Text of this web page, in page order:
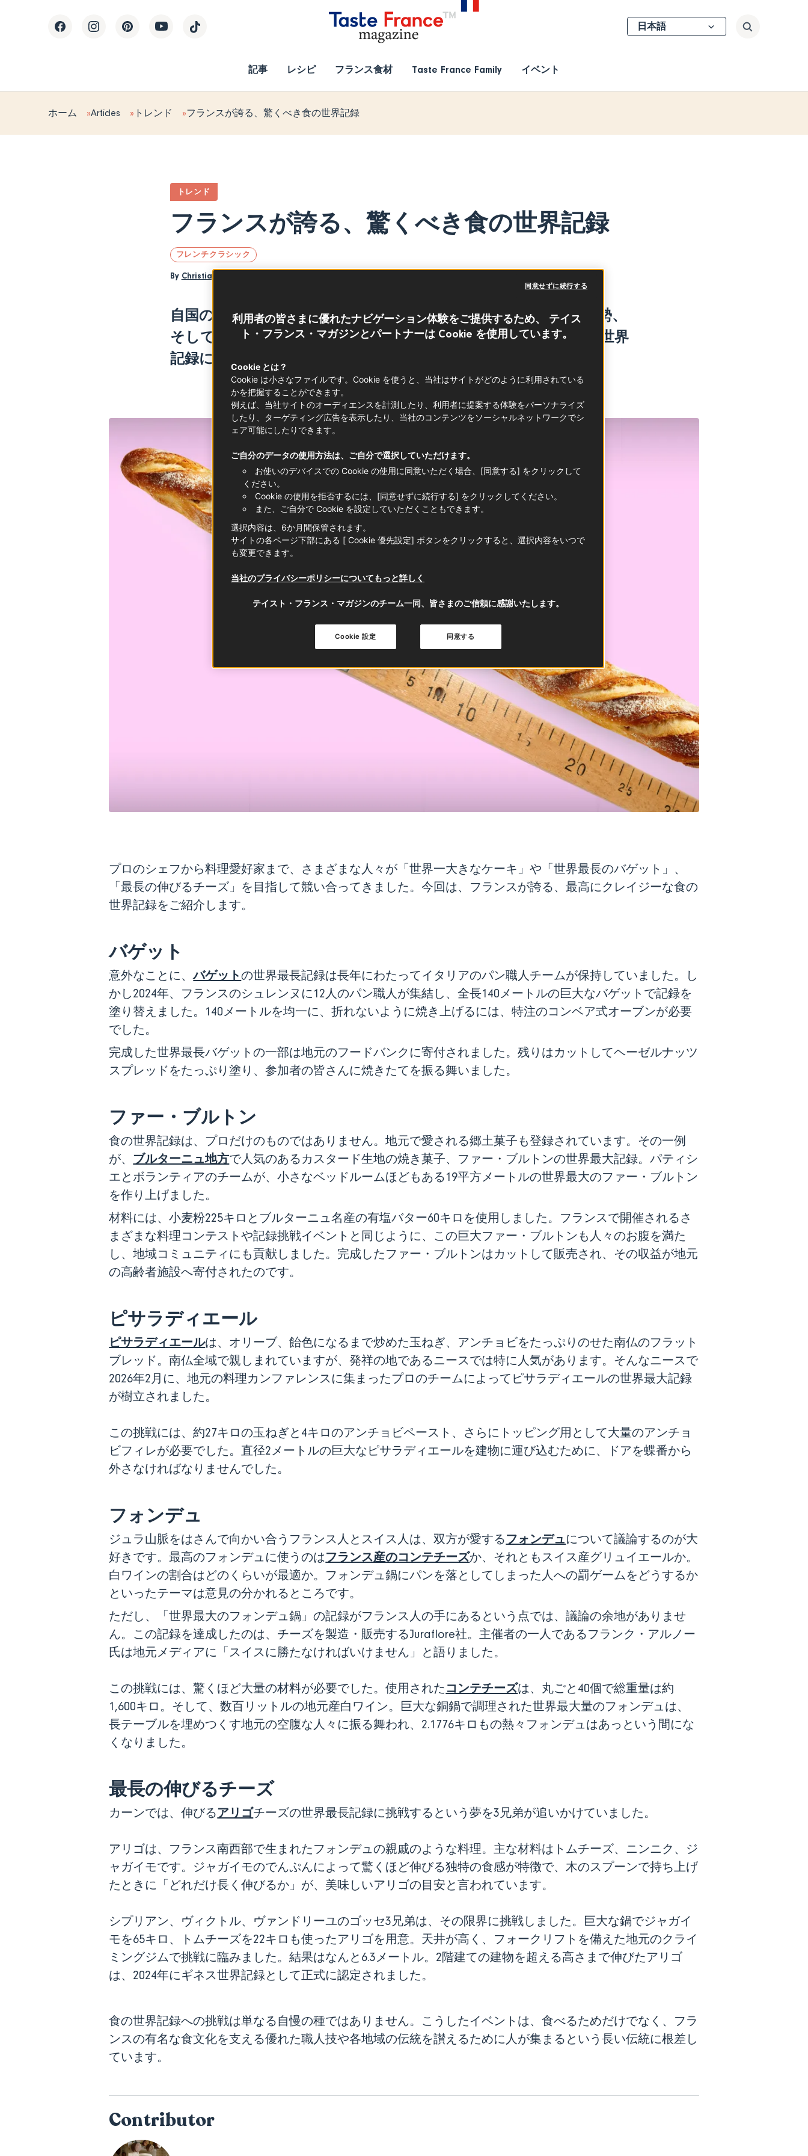
記事 レシピ フランス食材 Taste France Family イベント
Select
your
検索
ホーム Articles トレンド フランスが誇る、驚くべき食の世界記録
トレンド
フランスが誇る、驚くべき食の世界記録
フレンチクラシック
By Christian Letourneau
自国の食材への誇り、大勢で食卓を囲むひとときを大切にする姿勢、
そして負けず嫌いな気質。こうした国民性を持つフランスが食の世界
記録に本気になるのも不思議ではありません。
プロのシェフから料理愛好家まで、さまざまな人々が「世界一大きなケーキ」や「世界最長のバゲット」、
「最長の伸びるチーズ」を目指して競い合ってきました。今回は、フランスが誇る、最高にクレイジーな食の
世界記録をご紹介します。
バゲット
意外なことに、バゲットの世界最長記録は長年にわたってイタリアのパン職人チームが保持していました。し
かし2024年、フランスのシュレンヌに12人のパン職人が集結し、全長140メートルの巨大なバゲットで記録を
塗り替えました。140メートルを均一に、折れないように焼き上げるには、特注のコンベア式オーブンが必要
でした。
完成した世界最長バゲットの一部は地元のフードバンクに寄付されました。残りはカットしてヘーゼルナッツ
スプレッドをたっぷり塗り、参加者の皆さんに焼きたてを振る舞いました。
ファー・ブルトン
食の世界記録は、プロだけのものではありません。地元で愛される郷土菓子も登録されています。その一例
が、 ブルターニュ地方で人気のあるカスタード生地の焼き菓子、ファー・ブルトンの世界最大記録。パティシ
エとボランティアのチームが、小さなベッドルームほどもある19平方メートルの世界最大のファー・ブルトン
を作り上げました。
材料には、小麦粉225キロとブルターニュ名産の有塩バター60キロを使用しました。フランスで開催されるさ
まざまな料理コンテストや記録挑戦イベントと同じように、この巨大ファー・ブルトンも人々のお腹を満た
し、地域コミュニティにも貢献しました。完成したファー・ブルトンはカットして販売され、その収益が地元
の高齢者施設へ寄付されたのです。
ピサラディエール
ピサラディエールは、オリーブ、飴色になるまで炒めた玉ねぎ、アンチョビをたっぷりのせた南仏のフラット
ブレッド。南仏全域で親しまれていますが、発祥の地であるニースでは特に人気があります。そんなニースで
2026年2月に、地元の料理カンファレンスに集まったプロのチームによってピサラディエールの世界最大記録
が樹立されました。
この挑戦には、約27キロの玉ねぎと4キロのアンチョビペースト、さらにトッピング用として大量のアンチョ
ビフィレが必要でした。直径2メートルの巨大なピサラディエールを建物に運び込むために、ドアを蝶番から
外さなければなりませんでした。
フォンデュ
ジュラ山脈をはさんで向かい合うフランス人とスイス人は、双方が愛するフォンデュについて議論するのが大
好きです。最高のフォンデュに使うのはフランス産のコンテチーズか、それともスイス産グリュイエールか。
白ワインの割合はどのくらいが最適か。フォンデュ鍋にパンを落としてしまった人への罰ゲームをどうするか
といったテーマは意見の分かれるところです。
ただし、「世界最大のフォンデュ鍋」の記録がフランス人の手にあるという点では、議論の余地がありませ
ん。この記録を達成したのは、チーズを製造・販売するJuraflore社。主催者の一人であるフランク・アルノー
氏は地元メディアに「スイスに勝たなければいけません」と語りました。
この挑戦には、驚くほど大量の材料が必要でした。使用された コンテチーズは、丸ごと40個で総重量は約
1,600キロ。そして、数百リットルの地元産白ワイン。巨大な銅鍋で調理された世界最大量のフォンデュは、
長テーブルを埋めつくす地元の空腹な人々に振る舞われ、2.1776キロもの熱々フォンデュはあっという間にな
くなりました。
最長の伸びるチーズ
カーンでは、伸びるアリゴチーズの世界最長記録に挑戦するという夢を3兄弟が追いかけていました。
アリゴは、フランス南西部で生まれたフォンデュの親戚のような料理。主な材料はトムチーズ、ニンニク、ジ
ャガイモです。ジャガイモのでんぷんによって驚くほど伸びる独特の食感が特徴で、木のスプーンで持ち上げ
たときに「どれだけ長く伸びるか」が、美味しいアリゴの目安と言われています。
シプリアン、ヴィクトル、ヴァンドリーユのゴッセ3兄弟は、その限界に挑戦しました。巨大な鍋でジャガイ
モを65キロ、トムチーズを22キロも使ったアリゴを用意。天井が高く、フォークリフトを備えた地元のクライ
ミングジムで挑戦に臨みました。結果はなんと6.3メートル。2階建ての建物を超える高さまで伸びたアリゴ
は、2024年にギネス世界記録として正式に認定されました。
食の世界記録への挑戦は単なる自慢の種ではありません。こうしたイベントは、食べるためだけでなく、フラ
ンスの有名な食文化を支える優れた職人技や各地域の伝統を讃えるために人が集まるという長い伝統に根差し
ています。
Contributor
利用者の皆さまに優れたナビゲーション体験をご提供するため、 テイス
ト・フランス・マガジンとパートナーは Cookie を使用しています。
Cookie とは？
Cookie は小さなファイルです。Cookie を使うと、当社はサイトがどのように利用されている
かを把握することができます。
例えば、当社サイトのオーディエンスを計測したり、利用者に提案する体験をパーソナライズ
したり、ターゲティング広告を表示したり、当社のコンテンツをソーシャルネットワークでシ
ェア可能にしたりできます。
ご自分のデータの使用方法は、ご自分で選択していただけます。
お使いのデバイスでの Cookie の使用に同意いただく場合、[同意する] をクリックして
ください。
Cookie の使用を拒否するには、[同意せずに続行する] をクリックしてください。
また、ご自分で Cookie を設定していただくこともできます。
選択内容は、6か月間保管されます。
サイトの各ページ下部にある [ Cookie 優先設定] ボタンをクリックすると、選択内容をいつで
も変更できます。
当社のプライバシーポリシーについてもっと詳しく
テイスト・フランス・マガジンのチーム一同、皆さまのご信頼に感謝いたします。
同意せずに続行する
同意する
Cookie 設定